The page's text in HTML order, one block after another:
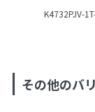
K4732PJV-
その他のバ